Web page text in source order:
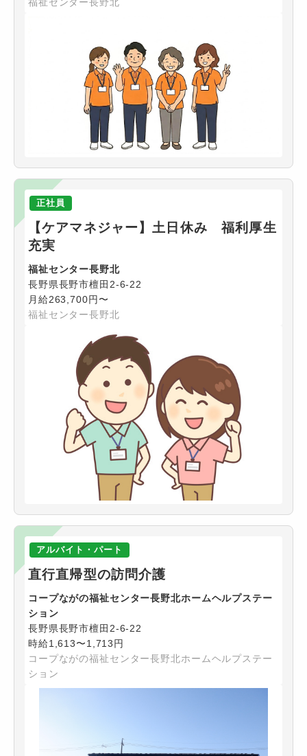
正社員
【ケアマネジャー】土日休み 福利厚生
充実
福祉センター長野北
長野県長野市檀田2-6-22
月給263,700円〜
福祉センター長野北
アルバイト・パート
直行直帰型の訪問介護
コープながの福祉センター長野北ホームヘルプステー
ション
長野県長野市檀田2-6-22
時給1,613〜1,713円
コープながの福祉センター長野北ホームヘルプステー
ション